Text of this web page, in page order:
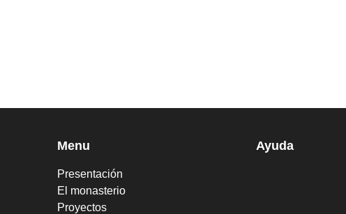
Menu
Presentación
El monasterio
Proyectos
Ayuda